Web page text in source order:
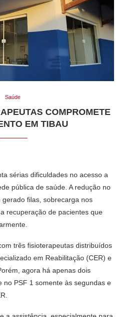
Saúde
COMPROMETE
EM TIBAU
sérias dificuldades no acesso a
pública de saúde. A redução no
filas, sobrecarga nos
recuperação de pacientes que
três fisioterapeutas distribuídos
em Reabilitação (CER) e
agora há apenas dois
no PSF 1 somente às segundas e